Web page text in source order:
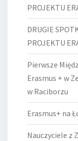
PROJEKTU
DRUGIE
PROJEKTU
Pierwsze
Erasmus + w
w Raciborzu
Erasmus+ na
Nauczyciele z